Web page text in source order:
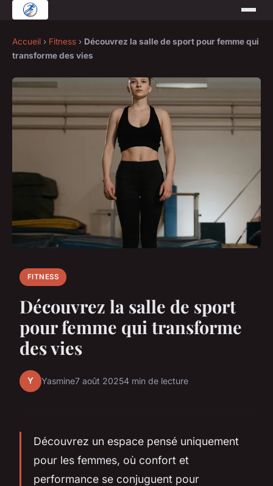
Accueil › Fitness › Découvrez la salle de sport pour femme qui
transforme des vies
FITNESS
Découvrez la salle de sport
pour femme qui transforme
des vies
Y Yasmine7 août 20254 min de lecture
Découvrez un espace pensé uniquement
pour les femmes, où confort et
performance se conjuguent pour